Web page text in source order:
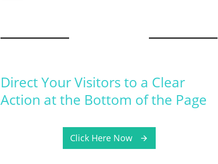
Direct Your Visitors to a Clear
Action at the Bottom of the Page
Click Here Now